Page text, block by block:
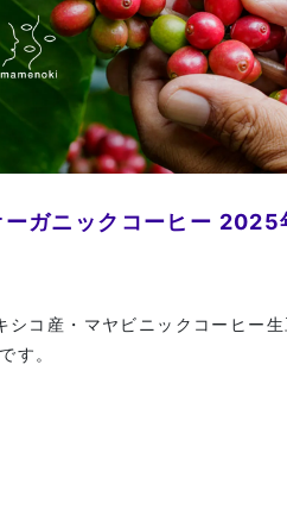
ーガニックコーヒー 2025
コ産・マヤビニックコーヒー
す。